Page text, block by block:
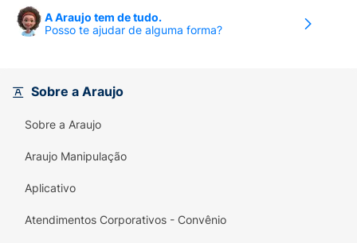
A Araujo tem de tudo.
Posso te ajudar de alguma forma?
Sobre a Araujo
Sobre a Araujo
Araujo Manipulação
Aplicativo
Atendimentos Corporativos - Convênio